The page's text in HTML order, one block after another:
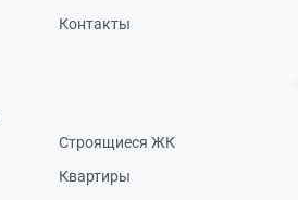
Контакты
Строящиеся ЖК
Квартиры